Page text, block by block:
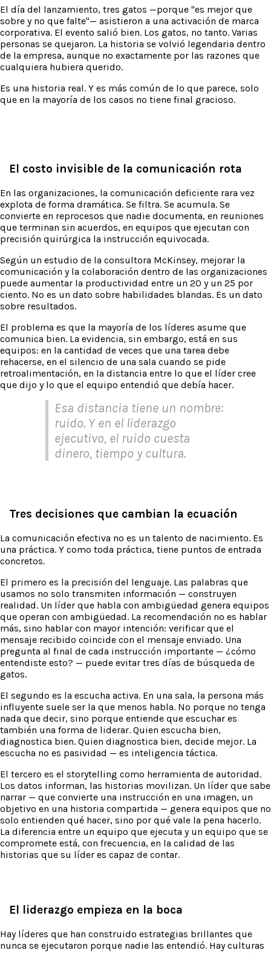
El día del lanzamiento, tres gatos —porque "es mejor que
sobre y no que falte"— asistieron a una activación de marca
corporativa. El evento salió bien. Los gatos, no tanto. Varias
personas se quejaron. La historia se volvió legendaria dentro
de la empresa, aunque no exactamente por las razones que
cualquiera hubiera querido.
Es una historia real. Y es más común de lo que parece, solo
que en la mayoría de los casos no tiene final gracioso.
El costo invisible de la comunicación rota
En las organizaciones, la comunicación deficiente rara vez
explota de forma dramática. Se filtra. Se acumula. Se
convierte en reprocesos que nadie documenta, en reuniones
que terminan sin acuerdos, en equipos que ejecutan con
precisión quirúrgica la instrucción equivocada.
Según un estudio de la consultora McKinsey, mejorar la
comunicación y la colaboración dentro de las organizaciones
puede aumentar la productividad entre un 20 y un 25 por
ciento. No es un dato sobre habilidades blandas. Es un dato
sobre resultados.
El problema es que la mayoría de los líderes asume que
comunica bien. La evidencia, sin embargo, está en sus
equipos: en la cantidad de veces que una tarea debe
rehacerse, en el silencio de una sala cuando se pide
retroalimentación, en la distancia entre lo que el líder cree
que dijo y lo que el equipo entendió que debía hacer.
Esa distancia tiene un nombre:
ruido. Y en el liderazgo
ejecutivo, el ruido cuesta
dinero, tiempo y cultura.
Tres decisiones que cambian la ecuación
La comunicación efectiva no es un talento de nacimiento. Es
una práctica. Y como toda práctica, tiene puntos de entrada
concretos.
El primero es la precisión del lenguaje. Las palabras que
usamos no solo transmiten información — construyen
realidad. Un líder que habla con ambigüedad genera equipos
que operan con ambigüedad. La recomendación no es hablar
más, sino hablar con mayor intención: verificar que el
mensaje recibido coincide con el mensaje enviado. Una
pregunta al final de cada instrucción importante — ¿cómo
entendiste esto? — puede evitar tres días de búsqueda de
gatos.
El segundo es la escucha activa. En una sala, la persona más
influyente suele ser la que menos habla. No porque no tenga
nada que decir, sino porque entiende que escuchar es
también una forma de liderar. Quien escucha bien,
diagnostica bien. Quien diagnostica bien, decide mejor. La
escucha no es pasividad — es inteligencia táctica.
El tercero es el storytelling como herramienta de autoridad.
Los datos informan, las historias movilizan. Un líder que sabe
narrar — que convierte una instrucción en una imagen, un
objetivo en una historia compartida — genera equipos que no
solo entienden qué hacer, sino por qué vale la pena hacerlo.
La diferencia entre un equipo que ejecuta y un equipo que se
compromete está, con frecuencia, en la calidad de las
historias que su líder es capaz de contar.
El liderazgo empieza en la boca
Hay líderes que han construido estrategias brillantes que
nunca se ejecutaron porque nadie las entendió. Hay culturas